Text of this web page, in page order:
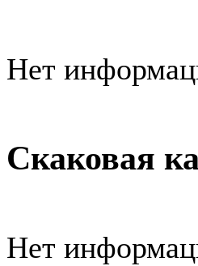
Нет
Скаковая
Нет